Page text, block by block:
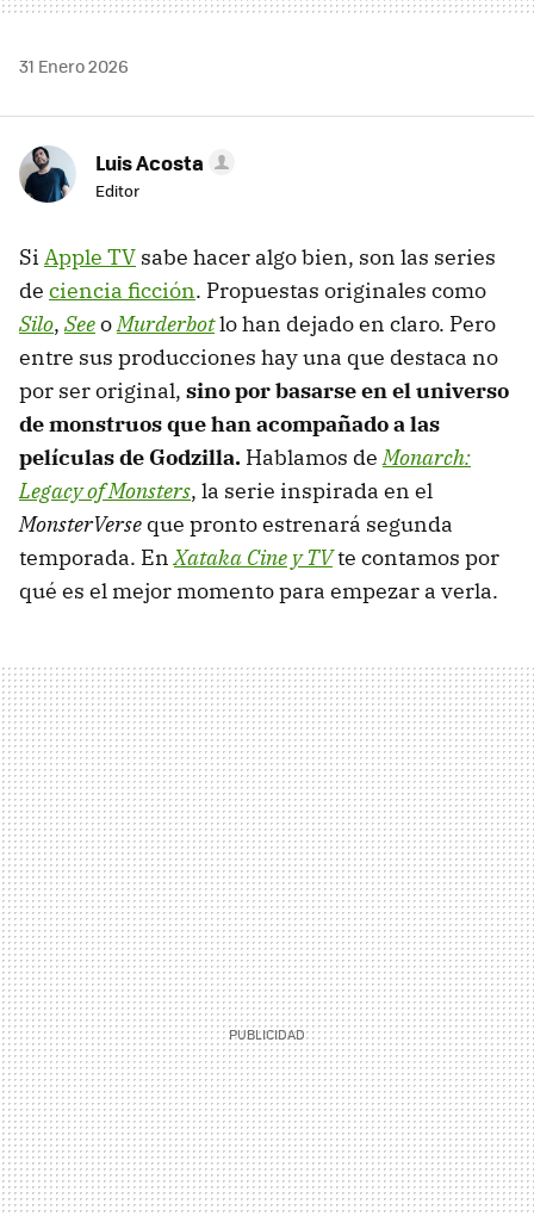
31 Enero 2026
Luis Acosta
Editor
Si Apple TV sabe hacer algo bien, son las series
de ciencia ficción. Propuestas originales como
Silo, SeeoMurderbotlo han dejado en claro. Pero
entre sus producciones hay una que destaca no
por ser original, sino por basarse en el universo
de monstruos que han acompañado a las
películas de Godzilla. Hablamos deMonarch:
Legacy of Monsters, la serie inspirada en el
MonsterVerse que pronto estrenará segunda
temporada. EnXataka Cine y TVte contamos por
qué es el mejor momento para empezar a verla.